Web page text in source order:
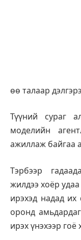
өө талаар
Түүний сураг
моделийн
ажиллаж байгаа
Тэрбээр
жилдээ хоёр
ирэхэд надад их
оронд
ирэх үнэхээр гоё